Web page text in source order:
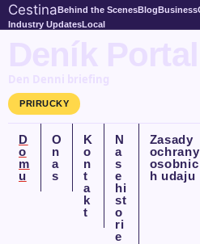
CestinaBehind the ScenesBlogBusiness
Industry UpdatesLocal
Deník Portal
Den Denni briefing
PRIRUCKY
D
o
m
u
O
n
a
s
K
o
n
t
a
k
t
N
a
s
e
hi
st
o
ri
e
Zasady
ochrany
osobnic
h udaju